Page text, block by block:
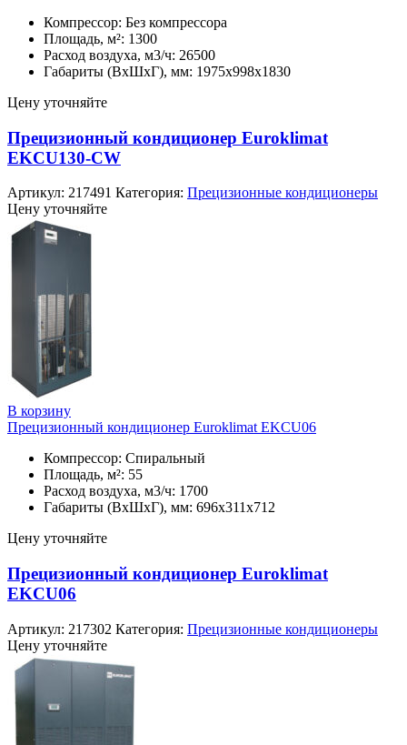
Компрессор: Без компрессора
Площадь, м²: 1300
Расход воздуха, м3/ч: 26500
Габариты (ВхШхГ), мм: 1975x998x1830
Цену уточняйте
Прецизионный кондиционер Euroklimat
EKCU130-CW
Артикул: 217491 Категория: Прецизионные кондиционеры
Цену уточняйте
В корзину
Прецизионный кондиционер Euroklimat EKCU06
Компрессор: Спиральный
Площадь, м²: 55
Расход воздуха, м3/ч: 1700
Габариты (ВхШхГ), мм: 696x311x712
Цену уточняйте
Прецизионный кондиционер Euroklimat
EKCU06
Артикул: 217302 Категория: Прецизионные кондиционеры
Цену уточняйте